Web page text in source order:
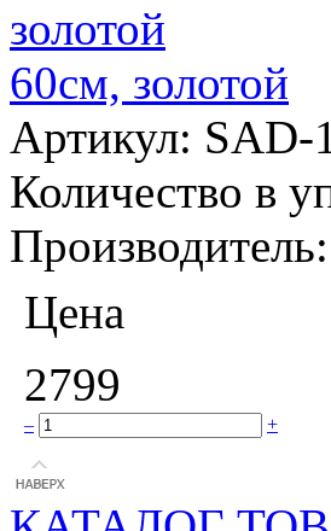
60см, золотой
Артикул: SAD-
Количество в
Производитель:
Цена
2799
– +